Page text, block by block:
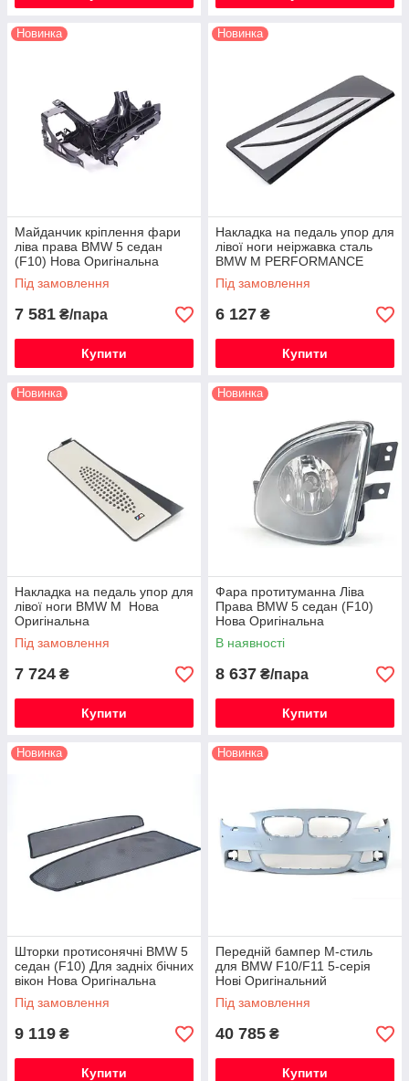
Новинка
Майданчик кріплення фари
ліва права BMW 5 седан
(F10) Нова Оригінальна
Під замовлення
7 581 ₴/пара
Купити
Новинка
Накладка на педаль упор для
лівої ноги неіржавка сталь
BMW M PERFORMANCE
Нова Оригінальна
Під замовлення
6 127 ₴
Купити
Новинка
Накладка на педаль упор для
лівої ноги BMW M Нова
Оригінальна
Під замовлення
7 724 ₴
Купити
Новинка
Фара протитуманна Ліва
Права BMW 5 седан (F10)
Нова Оригінальна
В наявності
8 637 ₴/пара
Купити
Новинка
Шторки протисонячні BMW 5
седан (F10) Для задніх бічних
вікон Нова Оригінальна
Під замовлення
9 119 ₴
Купити
Новинка
Передній бампер М-стиль
для BMW F10/F11 5-серія
Нові Оригінальний
Під замовлення
40 785 ₴
Купити